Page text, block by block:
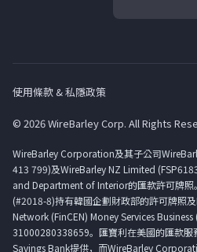
使用條款 & 私隱政策
© 2026 WireBarley Corp. All Rights
WireBarley Corporation及其子公司
413 799)及WireBarley NZ Limited
and Department of Interior的匯款許可牌
(#2018-8)持有韓國企劃財政部的許可牌照
Network (FinCEN) Money Services Business
31000280338659。匯寶利在美國的匯款
Savings Bank提供，而WireBarley